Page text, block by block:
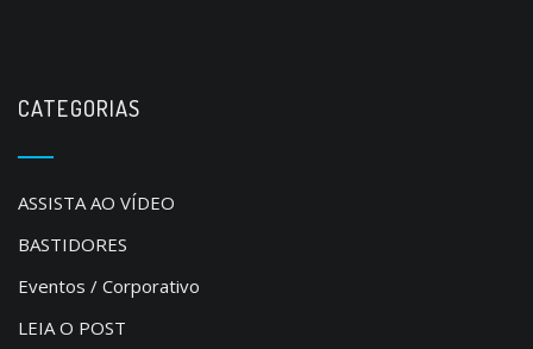
CATEGORIAS
ASSISTA AO VÍDEO
BASTIDORES
Eventos / Corporativo
LEIA O POST